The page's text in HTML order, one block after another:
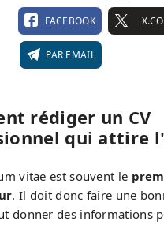
FACEBOOK
PAR EMAIL
rédiger un CV
qui attire
vitae est souvent le
. Il doit donc faire une
donner des informations